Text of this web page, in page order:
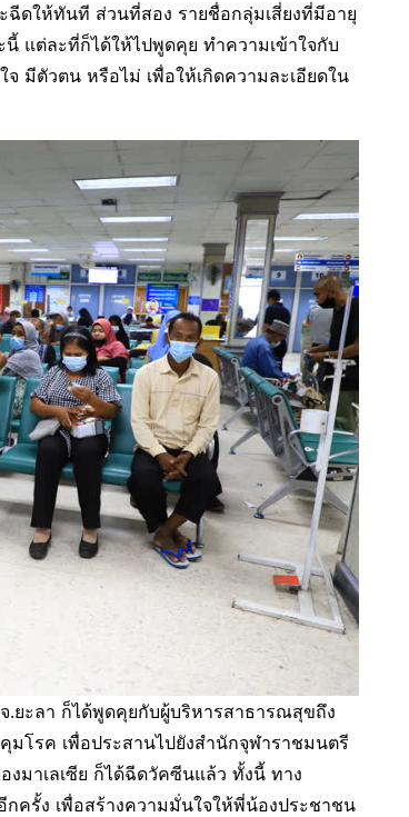
ฉีดให้ทันที ส่วนที่สอง รายชื่อกลุ่มเสี่ยงที่มีอายุ
แต่ละที่ก็ได้ให้ไปพูดคุย ทำความเข้าใจกับ
มีตัวตน หรือไม่ เพื่อให้เกิดความละเอียดใน
ยะลา ก็ได้พูดคุยกับผู้บริหารสาธารณสุขถึง
โรค เพื่อประสานไปยังสำนักจุฬาราชมนตรี
มาเลเซีย ก็ได้ฉีดวัคซีนแล้ว ทั้งนี้ ทาง
ครั้ง เพื่อสร้างความมั่นใจให้พี่น้องประชาชน